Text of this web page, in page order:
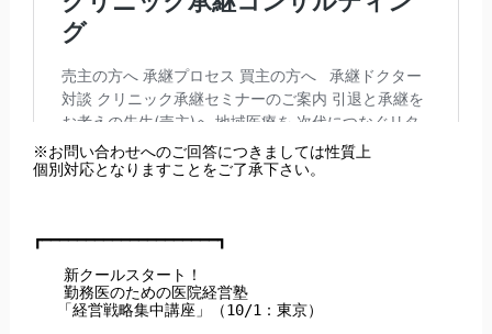
※お問い合わせへのご回答につきましては性質上
個別対応となりますことをご了承下さい。
┏━━━━━━━━━━━━━━━━━━━━┓
新クールスタート！
勤務医のための医院経営塾
「経営戦略集中講座」（10/1：東京）